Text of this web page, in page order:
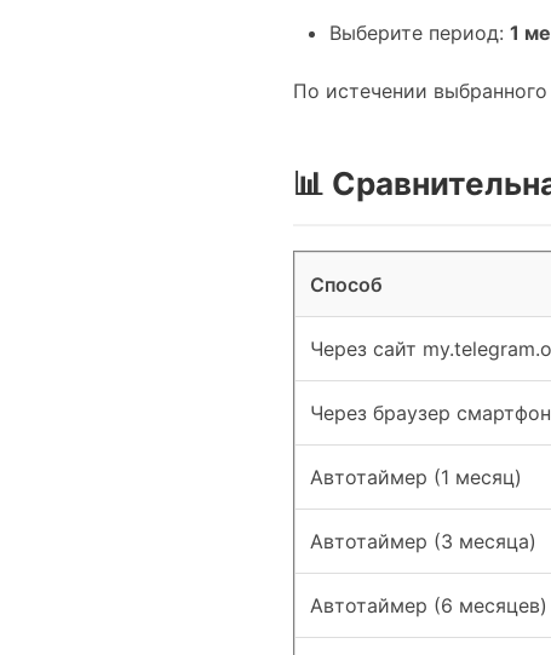
Выберите период: 1
По истечении
📊
Способ
Через сайт
Через браузер
Автотаймер (1 месяц)
Автотаймер (3 месяца)
Автотаймер (6 месяцев)